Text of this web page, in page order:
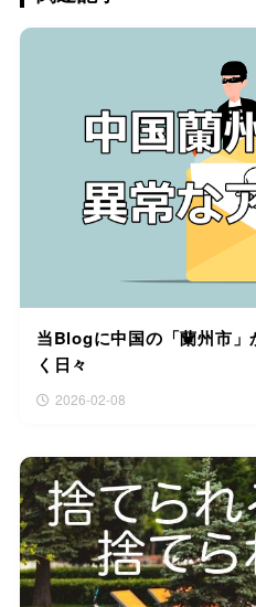
当Blogに中国の「蘭州市
く日々
2026-02-08